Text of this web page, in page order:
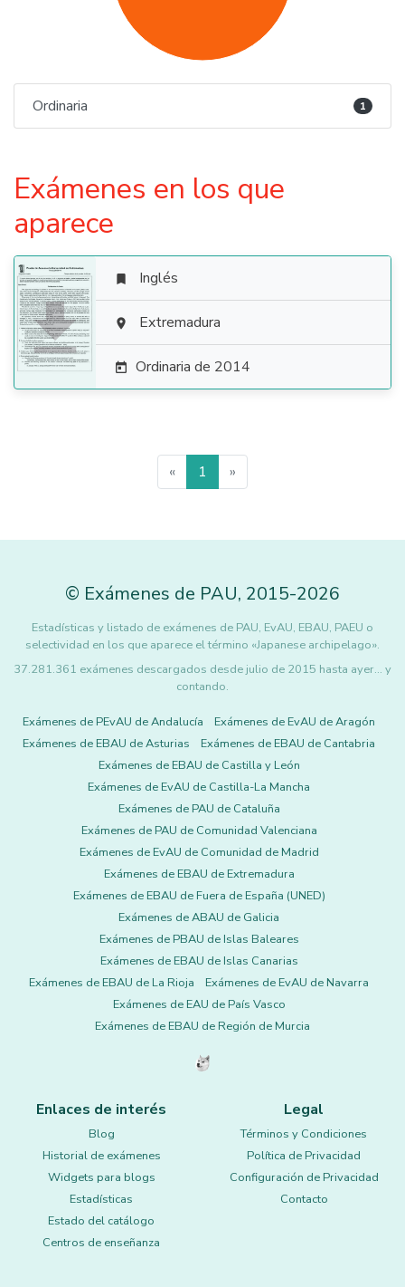
Ordinaria 1
Exámenes en los que
aparece

 Inglés
 Extremadura
 Ordinaria de 2014
« 1 »
© Exámenes de PAU, 2015-2026
Estadísticas y listado de exámenes de PAU, EvAU, EBAU, PAEU o
selectividad en los que aparece el término «Japanese archipelago».
37.281.361 exámenes descargados desde julio de 2015 hasta ayer... y
contando.
Exámenes de PEvAU de Andalucía
Exámenes de EvAU de Aragón
Exámenes de EBAU de Asturias
Exámenes de EBAU de Cantabria
Exámenes de EBAU de Castilla y León
Exámenes de EvAU de Castilla-La Mancha
Exámenes de PAU de Cataluña
Exámenes de PAU de Comunidad Valenciana
Exámenes de EvAU de Comunidad de Madrid
Exámenes de EBAU de Extremadura
Exámenes de EBAU de Fuera de España (UNED)
Exámenes de ABAU de Galicia
Exámenes de PBAU de Islas Baleares
Exámenes de EBAU de Islas Canarias
Exámenes de EBAU de La Rioja
Exámenes de EvAU de Navarra
Exámenes de EAU de País Vasco
Exámenes de EBAU de Región de Murcia
Enlaces de interés
Blog
Historial de exámenes
Widgets para blogs
Estadísticas
Estado del catálogo
Centros de enseñanza
Legal
Términos y Condiciones
Política de Privacidad
Configuración de Privacidad
Contacto